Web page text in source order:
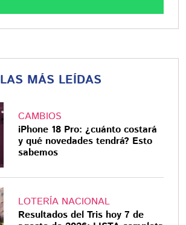
LAS MÁS LEÍDAS
CAMBIOS
iPhone 18 Pro: ¿cuánto costará
y qué novedades tendrá? Esto
sabemos
LOTERÍA NACIONAL
Resultados del Tris hoy 7 de